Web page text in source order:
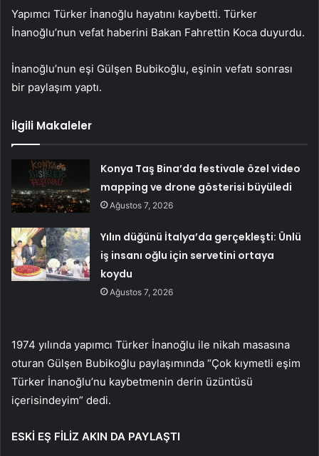
Yapımcı Türker İnanoğlu hayatını kaybetti. Türker
İnanoğlu’nun vefat haberini Bakan Fahrettin Koca duyurdu.
İnanoğlu’nun eşi Gülşen Bubikoğlu, eşinin vefatı sonrası
bir paylaşım yaptı.
İlgili Makaleler
Konya Taş Bina’da festivale özel video
mapping ve drone gösterisi büyüledi
Ağustos 7, 2026
Yılın düğünü İtalya’da gerçekleşti: Ünlü
iş insanı oğlu için servetini ortaya
koydu
Ağustos 7, 2026
1974 yılında yapımcı Türker İnanoğlu ile nikah masasına
oturan Gülşen Bubikoğlu paylaşımında “Çok kıymetli eşim
Türker İnanoğlu’nu kaybetmenin derin üzüntüsü
içerisindeyim” dedi.
ESKİ EŞ FİLİZ AKIN DA PAYLAŞTI